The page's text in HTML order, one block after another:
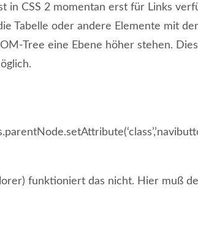
in CSS 2 momentan erst für Links
Tabelle oder andere Elemente mit
Tree eine Ebene höher stehen.
funktioniert das nicht. Hier muß